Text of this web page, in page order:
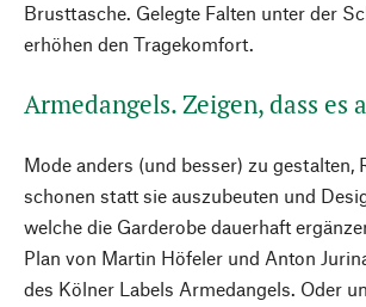
Brusttasche. Gelegte Falten unter der
erhöhen den Tragekomfort.
Armedangels. Zeigen, dass es
Mode anders (und besser) zu gestalten,
schonen statt sie auszubeuten und
welche die Garderobe dauerhaft
Plan von Martin Höfeler und Anton
des Kölner Labels Armedangels. Oder